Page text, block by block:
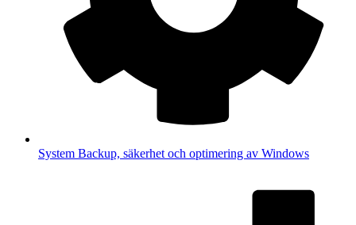
System Backup, säkerhet och optimering av Windows